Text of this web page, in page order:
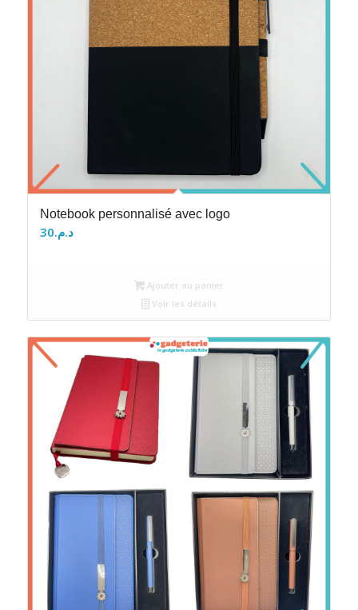
Notebook personnalisé avec logo
د.م.30
Ajouter au panier
Voir les détails